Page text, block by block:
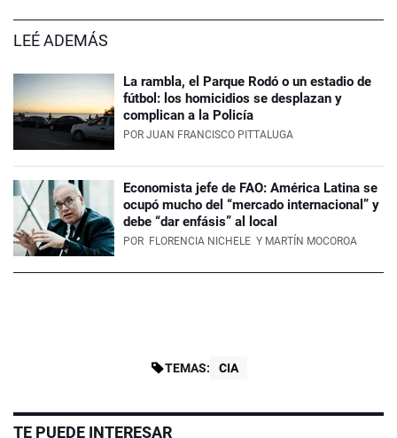
LEÉ ADEMÁS
La rambla, el Parque Rodó o un estadio de
fútbol: los homicidios se desplazan y
complican a la Policía
POR JUAN FRANCISCO PITTALUGA
Economista jefe de FAO: América Latina se
ocupó mucho del “mercado internacional” y
debe “dar enfásis” al local
POR FLORENCIA NICHELE Y MARTÍN MOCOROA
TEMAS: CIA
TE PUEDE INTERESAR